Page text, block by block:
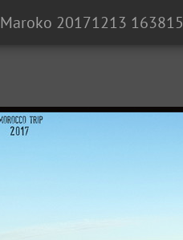
Maroko 20171213 163815